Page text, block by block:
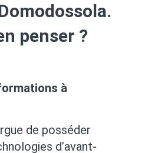
penser ?
à
de posséder
d’avant-